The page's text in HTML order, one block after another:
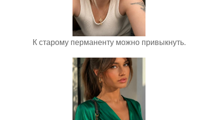
К старому перманенту можно привыкнуть.